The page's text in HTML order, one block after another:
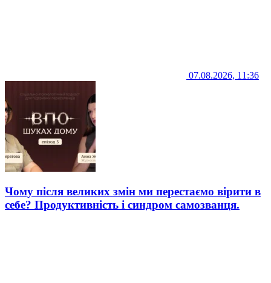
07.08.2026, 11:36
Чому після великих змін ми перестаємо вірити в
себе? Продуктивність і синдром самозванця.